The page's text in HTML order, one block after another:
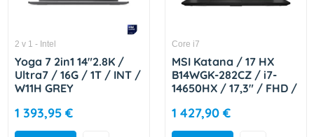
2 v 1 - Intel
Yoga 7 2in1 14"2.8K /
Ultra7 / 16G / 1T / INT /
W11H GREY
1 393,95 €
Core i7
MSI Katana / 17 HX
B14WGK-282CZ / i7-
14650HX / 17,3" / FHD /
W11H / Black / 2R 9S7-
17L791-282
1 427,90 €